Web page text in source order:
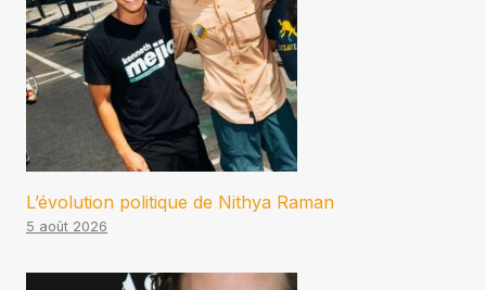
L’évolution politique de Nithya Raman
5 août 2026